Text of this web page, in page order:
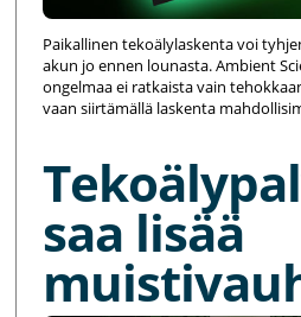
Paikallinen tekoälylaskenta voi
akun jo ennen lounasta. Ambient
ongelmaa ei ratkaista vain
vaan siirtämällä laskenta
saa lisää